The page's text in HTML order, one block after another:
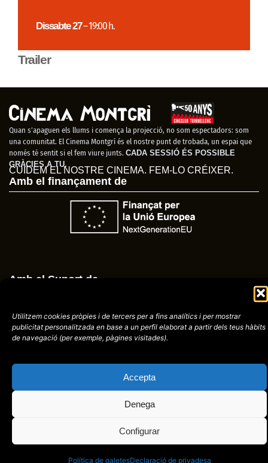
Utilitzem cookies pròpies i de tercers per a fins analítics i per mostrar
publicitatpersonalitzada en base a un perfil elaborat a partir dels teus hàbits
de navegació (perexemple, pàgines visitades).
Accepta
Denega
Configurar
Política de galetesDeclaració de privadesa
Dissabte 27– 19:00 h.
Trailer
Quan s’apaguen els llums i comença la projecció, no som espectadors: som
una comunitat. El Cinema Montgrí és el nostre punt de trobada, un espai que
només té sentit si el fem viure junts. CADA SESSIÓ ÉS POSSIBLE
GRÀCIES A TU.
CUIDEM EL NOSTRE CINEMA. FEM-LO CRÉIXER.
Amb el finançament de
Amb el Suport de
Avís
Política de
placid.cat